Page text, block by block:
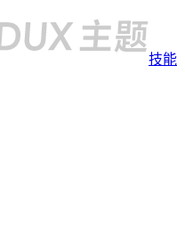
技能